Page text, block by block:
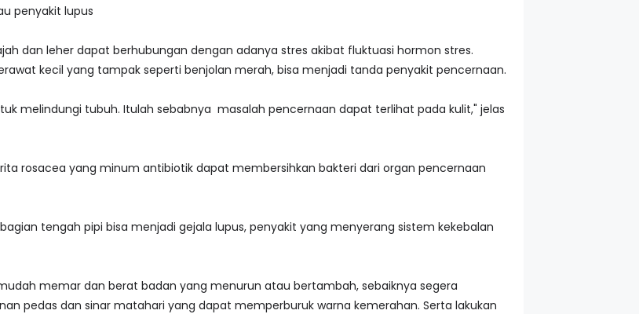
penyakit lupus
dan leher dapat berhubungan dengan adanya stres akibat fluktuasi hormon stres.
kecil yang tampak seperti benjolan merah, bisa menjadi tanda penyakit pencernaan.
melindungi tubuh. Itulah sebabnya masalah pencernaan dapat terlihat pada kulit," jelas
rosacea yang minum antibiotik dapat membersihkan bakteri dari organ pencernaan
tengah pipi bisa menjadi gejala lupus, penyakit yang menyerang sistem kekebalan
memar dan berat badan yang menurun atau bertambah, sebaiknya segera
pedas dan sinar matahari yang dapat memperburuk warna kemerahan. Serta lakukan